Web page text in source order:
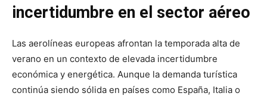
incertidumbre en el sector aéreo
Las aerolíneas europeas afrontan la temporada alta de
verano en un contexto de elevada incertidumbre
económica y energética. Aunque la demanda turística
continúa siendo sólida en países como España, Italia o